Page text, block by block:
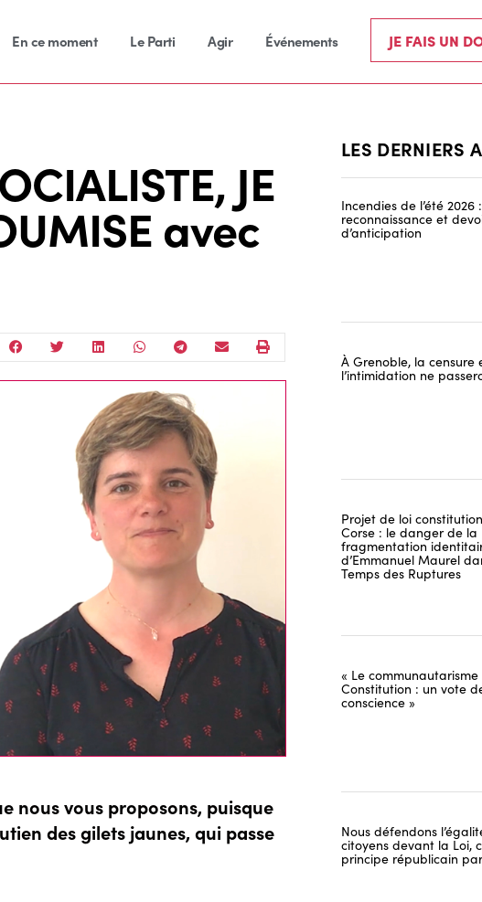
En ce moment Le Parti Agir Événements JE FAIS UN
JE
avec
nous vous proposons, puisque
des gilets jaunes, qui passe
LES DERNIERS
Incendies de l’été 2026
reconnaissance et
d’anticipation
À Grenoble, la censure
l’intimidation ne
Projet de loi
Corse : le danger de la
fragmentation
d’Emmanuel Maurel
Temps des Ruptures
« Le
Constitution : un vote
conscience »
Nous défendons
citoyens devant la Loi,
principe républicain